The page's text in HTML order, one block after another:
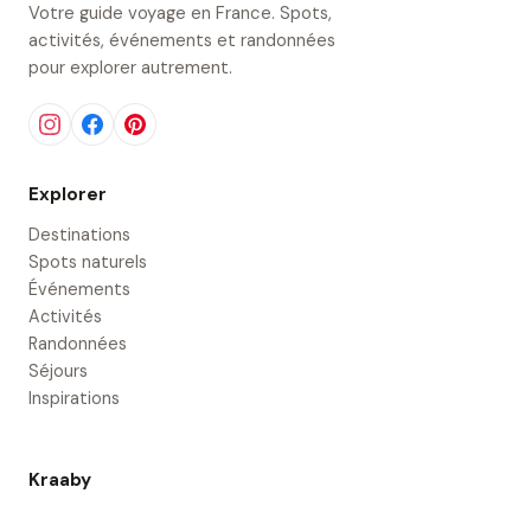
Votre guide voyage en France. Spots,
activités, événements et randonnées
pour explorer autrement.
Explorer
Destinations
Spots naturels
Événements
Activités
Randonnées
Séjours
Inspirations
Kraaby